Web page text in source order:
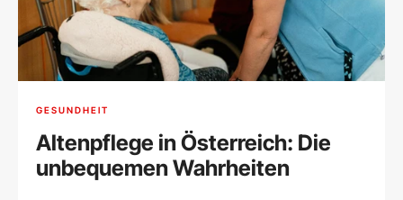
GESUNDHEIT
Altenpflege in Österreich: Die
unbequemen Wahrheiten